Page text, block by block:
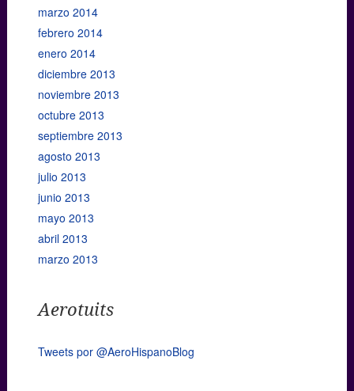
marzo 2014
febrero 2014
enero 2014
diciembre 2013
noviembre 2013
octubre 2013
septiembre 2013
agosto 2013
julio 2013
junio 2013
mayo 2013
abril 2013
marzo 2013
Aerotuits
Tweets por @AeroHispanoBlog